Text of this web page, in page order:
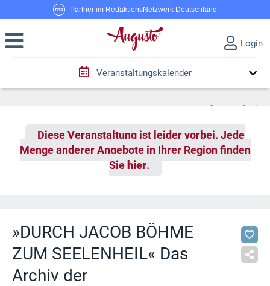
Partner im RedaktionsNetzwerk Deutschland
Login
Veranstaltungskalender
Diese Veranstaltung ist leider vorbei. Jede
Menge anderer Angebote in Ihrer Region finden
Sie hier.
»DURCH JACOB BÖHME
ZUM SEELENHEIL« Das
Archiv der